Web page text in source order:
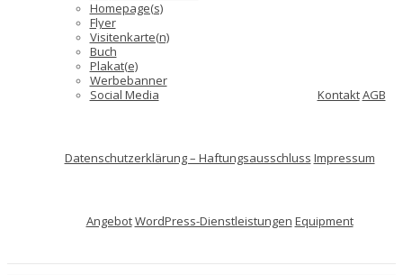
Homepage(s)
Flyer
Visitenkarte(n)
Buch
Plakat(e)
Werbebanner
Social Media
KontaktAGB
Datenschutzerklärung – Haftungsausschluss Impressum
AngebotWordPress-Dienstleistungen Equipment